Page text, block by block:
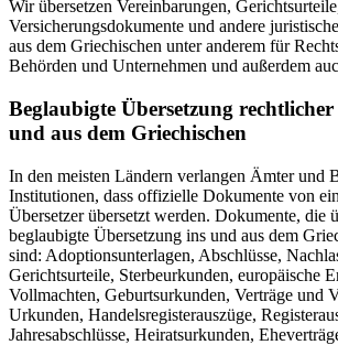
Wir übersetzen Vereinbarungen,
Versicherungsdokumente und andere
aus dem Griechischen unter anderem für
Behörden und Unternehmen und außerdem
Beglaubigte Übersetzung
und aus dem Griechischen
In den meisten Ländern verlangen Ämter und
Institutionen, dass offizielle Dokumente von
Übersetzer übersetzt werden. Dokumente, die
beglaubigte Übersetzung ins und aus dem
sind: Adoptionsunterlagen, Abschlüsse,
Gerichtsurteile, Sterbeurkunden, europäische
Vollmachten, Geburtsurkunden, Verträge und
Urkunden, Handelsregisterauszüge,
Jahresabschlüsse, Heiratsurkunden,